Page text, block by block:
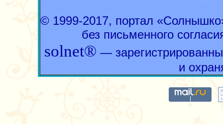
© 1999-2017, портал
без письменного
solnet® —
и